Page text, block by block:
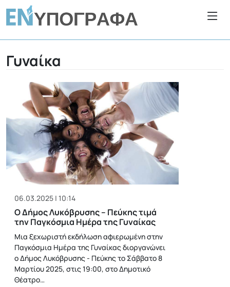
Γυναίκα
06.03.2025 | 10:14
Ο Δήμος Λυκόβρυσης – Πεύκης τιμά
την Παγκόσμια Ημέρα της Γυναίκας
Μια ξεχωριστή εκδήλωση αφιερωμένη στην
Παγκόσμια Ημέρα της Γυναίκας διοργανώνει
ο Δήμος Λυκόβρυσης - Πεύκης το Σάββατο 8
Μαρτίου 2025, στις 19:00, στο Δημοτικό
Θέατρο…